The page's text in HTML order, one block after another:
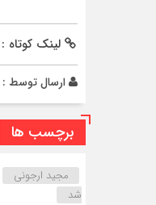
لینک کوتاه :
ارسال توسط :
برچسب ها
مجید ارجونی
شد